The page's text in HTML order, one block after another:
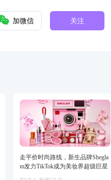
加微信 关注
走平价时尚路线，新生品牌Shegla
m发力TikTok成为美妆界超级巨星